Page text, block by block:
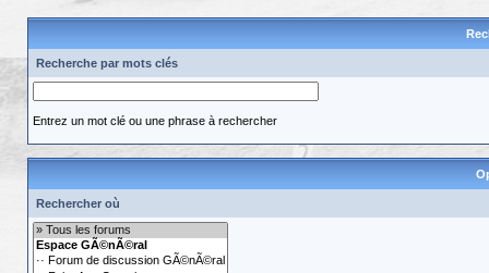
Recherche par mots clés
Entrez un mot clé ou une phrase à rechercher
Rechercher où